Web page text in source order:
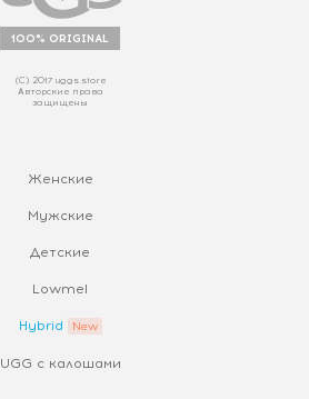
100% ORIGINAL
(С) 2017 uggs.store
Авторские права
защищены
Женские
Мужские
Детские
Lowmel
Hybrid
UGG с калошами